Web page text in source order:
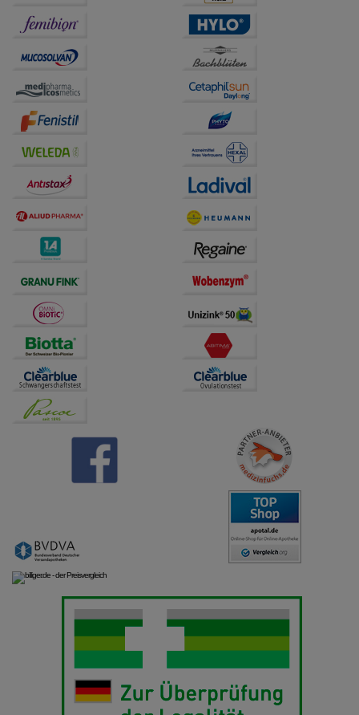
unserer Website sammeln, mit deren Hilfe wir unsere
Website weiter für Sie optimieren können, den Inhalt
auf unserer Website aber auch die Werbung auf
Drittseiten möglichst relevant für Sie zu gestalten.
Bitte beachten Sie, dass Daten hierfür teilweise an
Dritte wie z.B. Google oder soziale Medien